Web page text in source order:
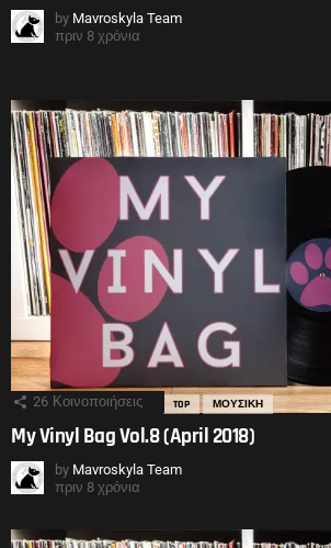
by Mavroskyla Team
πριν 8 χρόνια
26 Κοινοποιήσεις TOP ΜΟΥΣΙΚΗ
My Vinyl Bag Vol.8 (April 2018)
by Mavroskyla Team
πριν 8 χρόνια